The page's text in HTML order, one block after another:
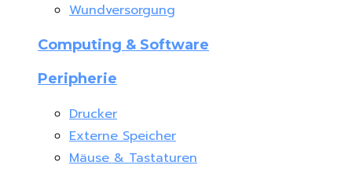
Wundversorgung
Computing & Software
Peripherie
Drucker
Externe Speicher
Mäuse & Tastaturen